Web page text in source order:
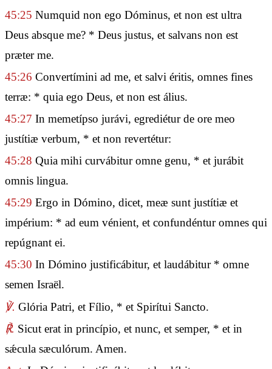
45:25 Numquid non ego Dóminus, et non est ultra
Deus absque me? * Deus justus, et salvans non est
præter me.
45:26 Convertímini ad me, et salvi éritis, omnes fines
terræ: * quia ego Deus, et non est álius.
45:27 In memetípso jurávi, egrediétur de ore meo
justítiæ verbum, * et non revertétur:
45:28 Quia mihi curvábitur omne genu, * et jurábit
omnis lingua.
45:29 Ergo in Dómino, dicet, meæ sunt justítiæ et
impérium: * ad eum vénient, et confundéntur omnes qui
repúgnant ei.
45:30 In Dómino justificábitur, et laudábitur * omne
semen Israël.
℣. Glória Patri, et Fílio, * et Spirítui Sancto.
℟. Sicut erat in princípio, et nunc, et semper, * et in
sǽcula sæculórum. Amen.